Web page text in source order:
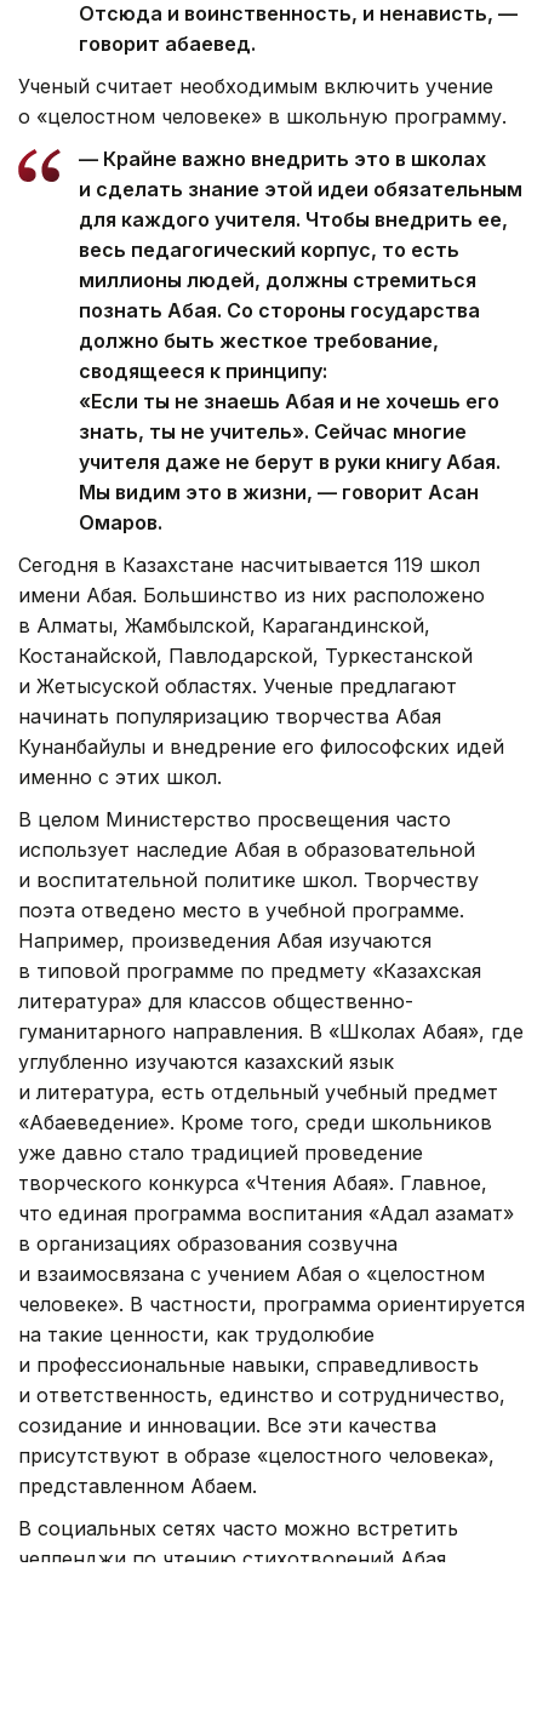
Отсюда и воинственность, и ненависть, —
говорит абаевед.
Ученый считает необходимым включить учение
о «целостном человеке» в школьную программу.
— Крайне важно внедрить это в школах
и сделать знание этой идеи обязательным
для каждого учителя. Чтобы внедрить ее,
весь педагогический корпус, то есть
миллионы людей, должны стремиться
познать Абая. Со стороны государства
должно быть жесткое требование,
сводящееся к принципу:
«Если ты не знаешь Абая и не хочешь его
знать, ты не учитель». Сейчас многие
учителя даже не берут в руки книгу Абая.
Мы видим это в жизни, — говорит Асан
Омаров.
Сегодня в Казахстане насчитывается 119 школ
имени Абая. Большинство из них расположено
в Алматы, Жамбылской, Карагандинской,
Костанайской, Павлодарской, Туркестанской
и Жетысуской областях. Ученые предлагают
начинать популяризацию творчества Абая
Кунанбайулы и внедрение его философских идей
именно с этих школ.
В целом Министерство просвещения часто
использует наследие Абая в образовательной
и воспитательной политике школ. Творчеству
поэта отведено место в учебной программе.
Например, произведения Абая изучаются
в типовой программе по предмету «Казахская
литература» для классов общественно-
гуманитарного направления. В «Школах Абая», где
углубленно изучаются казахский язык
и литература, есть отдельный учебный предмет
«Абаеведение». Кроме того, среди школьников
уже давно стало традицией проведение
творческого конкурса «Чтения Абая». Главное,
что единая программа воспитания «Адал азамат»
в организациях образования созвучна
и взаимосвязана с учением Абая о «целостном
человеке». В частности, программа ориентируется
на такие ценности, как трудолюбие
и профессиональные навыки, справедливость
и ответственность, единство и сотрудничество,
созидание и инновации. Все эти качества
присутствуют в образе «целостного человека»,
представленном Абаем.
В социальных сетях часто можно встретить
челленджи по чтению стихотворений Абая.